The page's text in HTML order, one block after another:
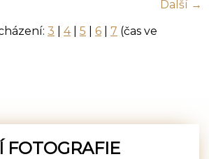
Další →
3 4| 5 6 7 (čas ve
FOTOGRAFIE